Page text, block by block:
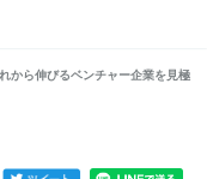
から伸びるベンチャー企業を見極